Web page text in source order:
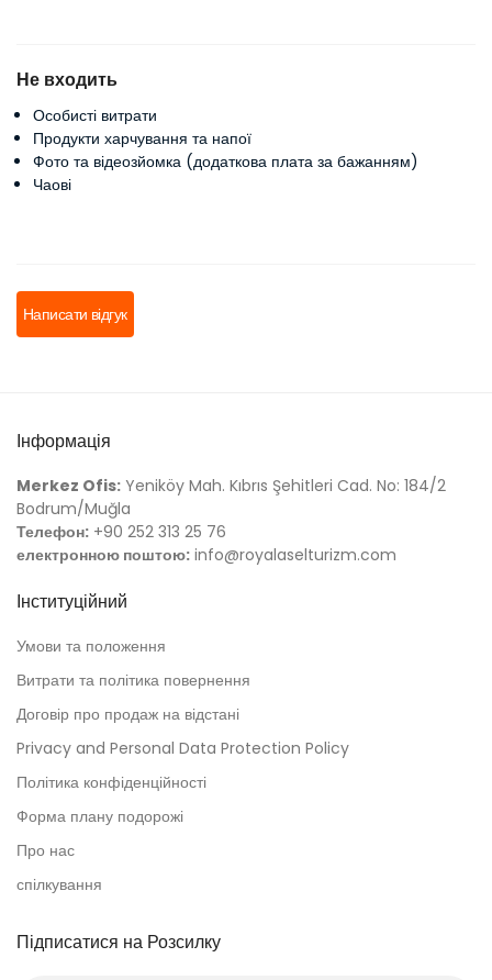
Не входить
Особисті витрати
Продукти харчування та напої
Фото та відеозйомка (додаткова плата за бажанням)
Чаові
Написати відгук
Інформація
Merkez Ofis: Yeniköy Mah. Kıbrıs Şehitleri Cad. No: 184/2
Bodrum/Muğla
Телефон: +90 252 313 25 76
електронною поштою: info@royalaselturizm.com
Інституційний
Умови та положення
Витрати та політика повернення
Договір про продаж на відстані
Privacy and Personal Data Protection Policy
Політика конфіденційності
Форма плану подорожі
Про нас
спілкування
Підписатися на Розсилку